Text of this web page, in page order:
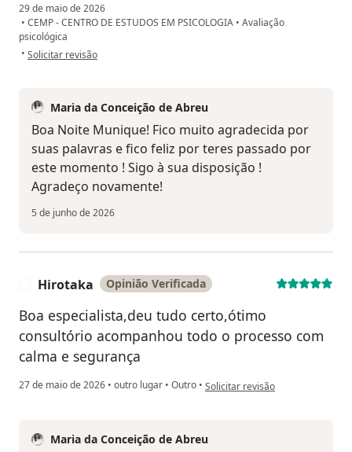
29 de maio de 2026
• CEMP - CENTRO DE ESTUDOS EM PSICOLOGIA • Avaliação
psicológica
• na opinião do utilizador Munique de Castro
Solicitar revisão
Maria da Conceição de Abreu
Boa Noite Munique! Fico muito agradecida por
suas palavras e fico feliz por teres passado por
este momento ! Sigo à sua disposição !
Agradeço novamente!
5 de junho de 2026
Hirotaka Opinião Verificada
Boa especialista,deu tudo certo,ótimo
consultório acompanhou todo o processo com
calma e segurança
27 de maio de 2026 • outro lugar • Outro • na opinião do utilizador Hirotaka
Solicitar revisão
Maria da Conceição de Abreu